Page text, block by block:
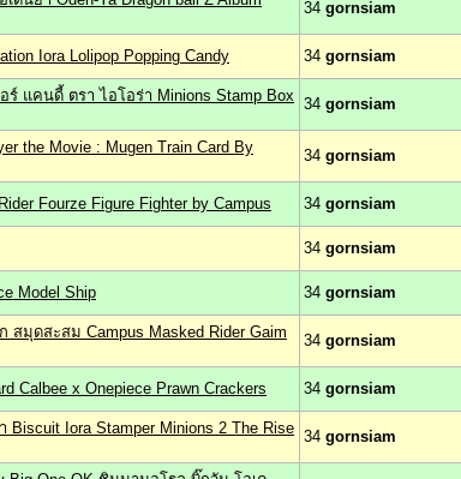
34 gornsiam
Iora Lolipop Popping Candy 34 gornsiam
แคนดี้ ตรา ไอโอร่า Minions Stamp Box 34 gornsiam
the Movie : Mugen Train Card By
34 gornsiam
Fourze Figure Fighter by Campus 34 gornsiam
34 gornsiam
Model Ship 34 gornsiam
มุดสะสม Campus Masked Rider Gaim
34 gornsiam
Calbee x Onepiece Prawn Crackers 34 gornsiam
Iora Stamper Minions 2 The Rise 34 gornsiam